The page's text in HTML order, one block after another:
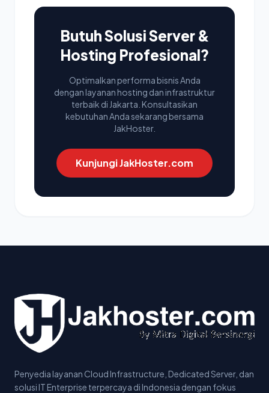
Butuh Solusi Server &
Hosting Profesional?
Optimalkan performa bisnis Anda
dengan layanan hosting dan infrastruktur
terbaik di Jakarta. Konsultasikan
kebutuhan Anda sekarang bersama
JakHoster.
Kunjungi JakHoster.com
Penyedia layanan Cloud Infrastructure, Dedicated Server, dan
solusi IT Enterprise terpercaya di Indonesia dengan fokus